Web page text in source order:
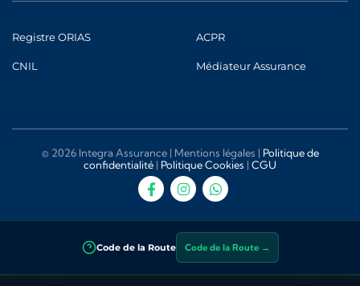
Registre ORIAS ACPR
CNIL Médiateur Assurance
© 2026 Integra Assurance | Mentions légales | Politique de
confidentialité | Politique Cookies | CGU
Code de la Route Code de la Route →